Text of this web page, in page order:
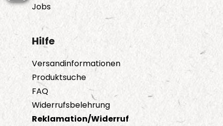
Jobs
Hilfe
Versandinformationen
Produktsuche
FAQ
Widerrufsbelehrung
Reklamation/Widerruf